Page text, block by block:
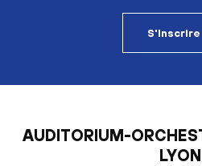
S'inscrire
AUDITORIUM-
LYON